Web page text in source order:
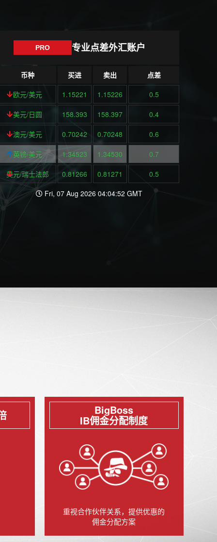
PRO 专业点差外汇账户
币种 买进 卖出
点差
欧元/美元
1.15221 1.15226 0.5
美元/日圆 158.393 158.397 0.4
澳元/美元 0.70242 0.70248 0.6
英镑/美元 1.34523 1.34530 0.7
美元/瑞士法郎 0.81266 0.81271
0.5
Fri, 07 Aug 2026 04:04:52 GMT
BigBoss
IB佣金分配制度
重视合作伙伴关系，提供优惠的
佣金分配方案